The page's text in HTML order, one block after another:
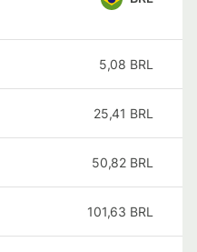
5,08 BRL
25,41 BRL
50,82 BRL
101,63 BRL